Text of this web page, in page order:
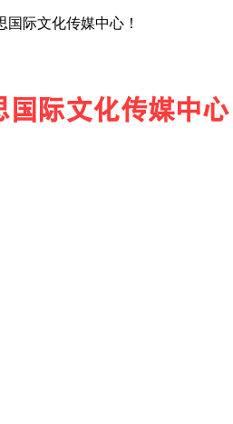
际文化传媒中心！